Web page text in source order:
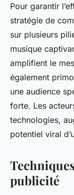
Pour garantir
stratégie de
sur plusieurs
musique
amplifient le
également
une audience
forte. Les
technologies,
potentiel viral
publicité